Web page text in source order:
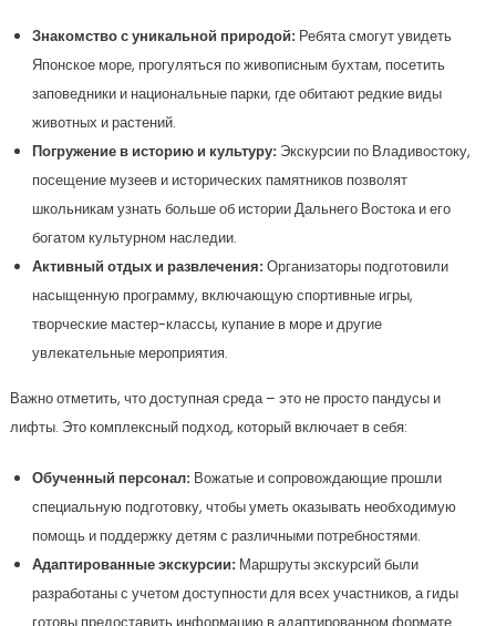
Знакомство с уникальной природой:Ребята смогут увидеть
Японское море, прогуляться по живописным бухтам, посетить
заповедники и национальные парки, где обитают редкие виды
животных и растений.
Погружение в историю и культуру:Экскурсии по Владивостоку,
посещение музеев и исторических памятников позволят
школьникам узнать больше об истории Дальнего Востока и его
богатом культурном наследии.
Активный отдых и развлечения:Организаторы подготовили
насыщенную программу, включающую спортивные игры,
творческие мастер-классы, купание в море и другие
увлекательные мероприятия.
Важно отметить, что доступная среда – это не просто пандусы и
лифты. Это комплексный подход, который включает в себя:
Обученный персонал:Вожатые и сопровождающие прошли
специальную подготовку, чтобы уметь оказывать необходимую
помощь и поддержку детям с различными потребностями.
Адаптированные экскурсии:Маршруты экскурсий были
разработаны с учетом доступности для всех участников, а гиды